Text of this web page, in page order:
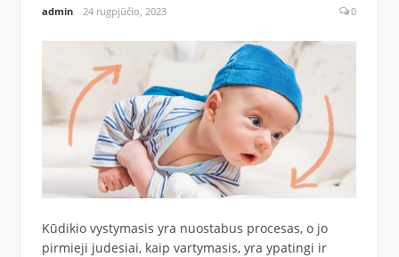
admin 24 rugpjūčio, 2023 0
Kūdikio vystymasis yra nuostabus procesas, o jo
pirmieji judesiai, kaip vartymasis, yra ypatingi ir